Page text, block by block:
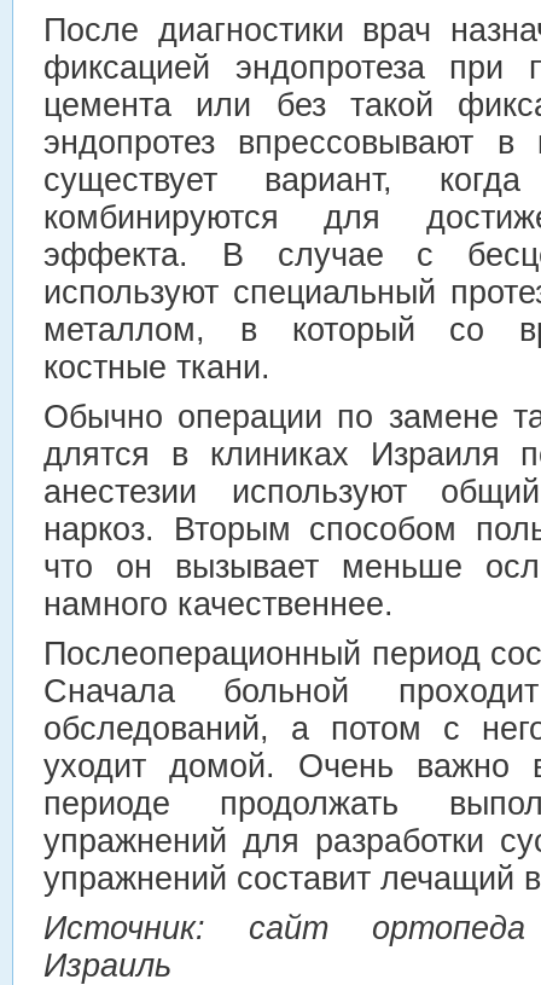
После диагностики врач
фиксацией эндопротеза при
цемента или без такой
эндопротез впрессовывают в
существует вариант,
комбинируются для
эффекта. В случае с
используют специальный
металлом, в который со
костные ткани.
Обычно операции по замене
длятся в клиниках Израиля
анестезии используют
наркоз. Вторым способом
что он вызывает меньше
намного качественнее.
Послеоперационный период
Сначала больной
обследований, а потом с
уходит домой. Очень важно
периоде продолжать
упражнений для разработки
упражнений составит лечащий
Источник: сайт ортопеда
Израиль